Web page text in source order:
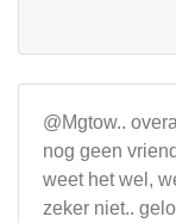
@Mgtow..
nog geen
weet het wel,
zeker niet..